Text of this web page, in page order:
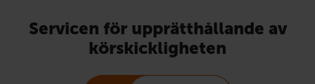
Servicen för upprätthållande av
körskickligheten